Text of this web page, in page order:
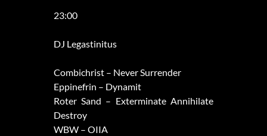
23:00
DJ Legastinitus
Combichrist – Never Surrender
Eppinefrin – Dynamit
Roter Sand – Exterminate Annihilate
Destroy
WBW – OIIA